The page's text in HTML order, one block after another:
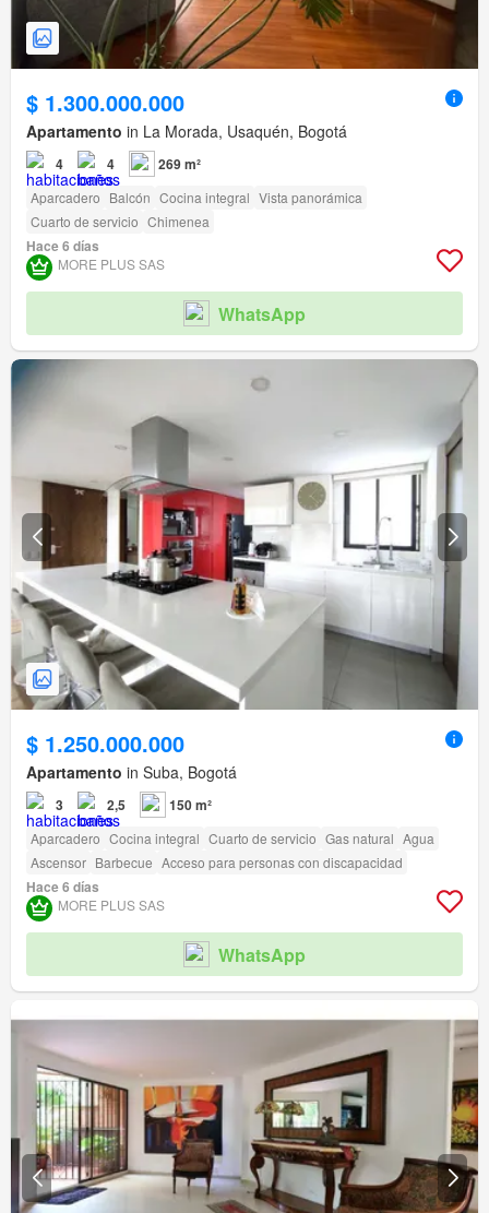
$ 1.300.000.000
Apartamento in La Morada, Usaquén, Bogotá
4 4 269 m²
Aparcadero Balcón Cocina integral Vista panorámica
Cuarto de servicio Chimenea
Hace 6 días
MORE PLUS SAS
WhatsApp
$ 1.250.000.000
Apartamento in Suba, Bogotá
3 2,5 150 m²
Aparcadero Cocina integral Cuarto de servicio Gas natural Agua
Ascensor Barbecue Acceso para personas con discapacidad
Hace 6 días
MORE PLUS SAS
WhatsApp